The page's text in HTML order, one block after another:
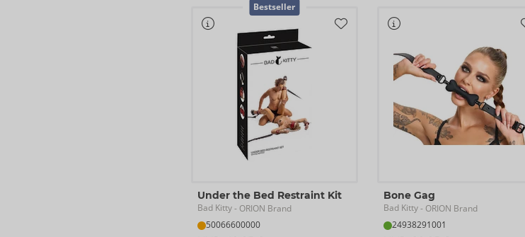
Bestseller
Under the Bed Restraint Kit
Bad Kitty- ORION Brand
50066600000
Bone Gag
Bad Kitty- ORION Brand
24938291001